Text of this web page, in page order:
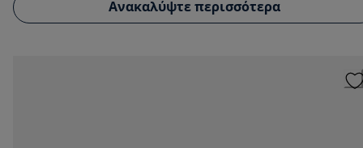
Ανακαλύψτε περισσότερα